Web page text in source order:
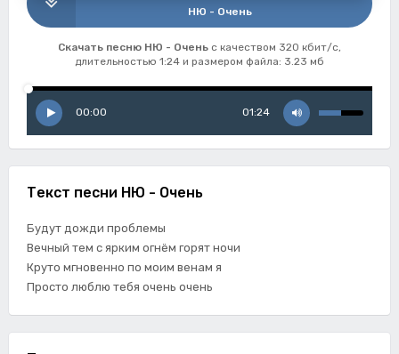
НЮ - Очень
Скачать песню НЮ - Очень с качеством 320 кбит/с,
длительностью 1:24 и размером файла: 3.23 мб
00:00 01:24
Текст песни НЮ - Очень
Будут дожди проблемы
Вечный тем с ярким огнём горят ночи
Круто мгновенно по моим венам я
Просто люблю тебя очень очень